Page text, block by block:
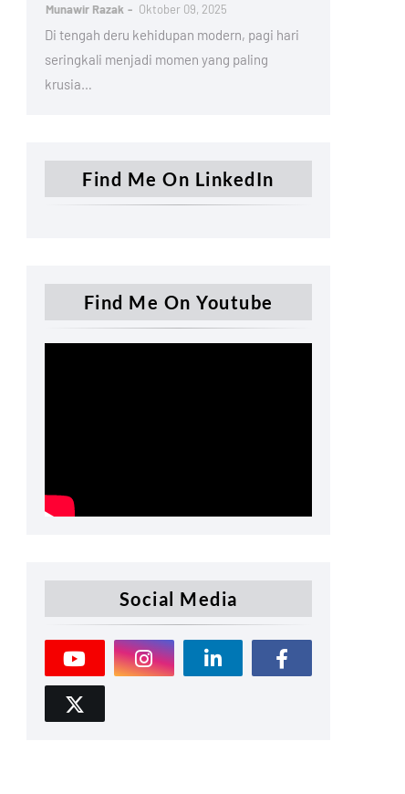
Munawir Razak Oktober 09, 2025
Di tengah deru kehidupan modern, pagi hari
seringkali menjadi momen yang paling
krusia…
Find Me On LinkedIn
Find Me On Youtube
Social Media